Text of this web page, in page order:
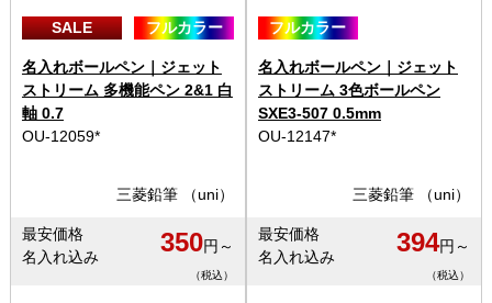
SALE フルカラー
名入れボールペン｜ジェット
ストリーム 多機能ペン 2&1 白
軸 0.7
OU-12059*
三菱鉛筆 （uni）
最安価格
名入れ込み
350円～
（税込）
フルカラー
名入れボールペン｜ジェット
ストリーム 3色ボールペン
SXE3-507 0.5mm
OU-12147*
三菱鉛筆 （uni）
最安価格
名入れ込み
394円～
（税込）